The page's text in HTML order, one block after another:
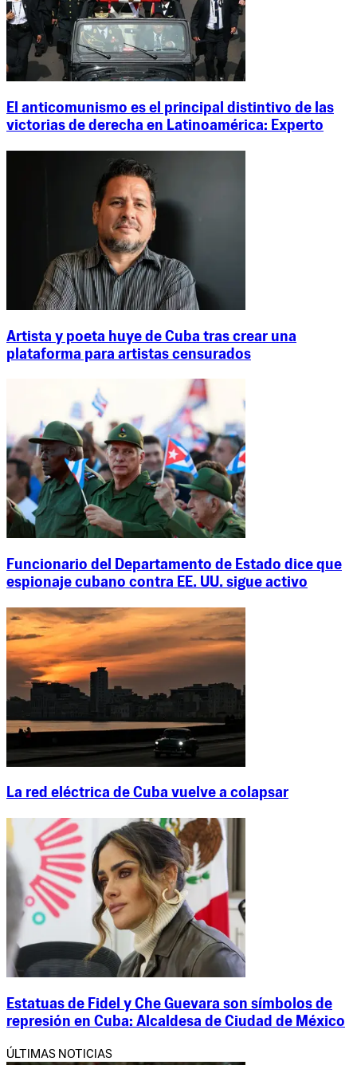
El anticomunismo es el principal distintivo de las
victorias de derecha en Latinoamérica: Experto
Artista y poeta huye de Cuba tras crear una
plataforma para artistas censurados
Funcionario del Departamento de Estado dice que
espionaje cubano contra EE. UU. sigue activo
La red eléctrica de Cuba vuelve a colapsar
Estatuas de Fidel y Che Guevara son símbolos de
represión en Cuba: Alcaldesa de Ciudad de México
ÚLTIMAS NOTICIAS